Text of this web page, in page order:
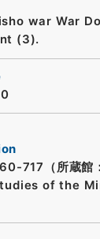
war War
(3).
717（所蔵
of the